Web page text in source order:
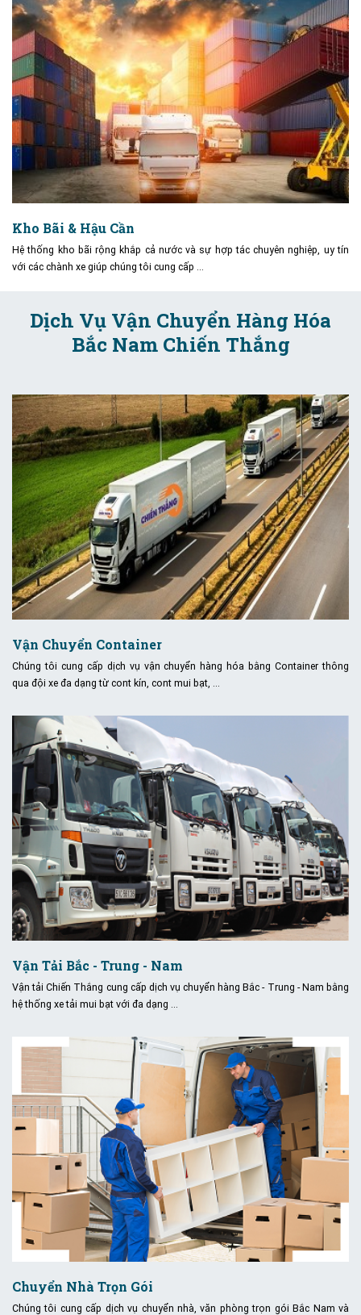
Kho Bãi & Hậu Cần
Hệ thống kho bãi rộng khắp cả nước và sự hợp tác chuyên nghiệp, uy tín
với các chành xe giúp chúng tôi cung cấp …
Dịch Vụ Vận Chuyển Hàng Hóa
Bắc Nam Chiến Thắng
Vận Chuyển Container
Chúng tôi cung cấp dịch vụ vận chuyển hàng hóa bằng Container thông
qua đội xe đa dạng từ cont kín, cont mui bạt, …
Vận Tải Bắc - Trung - Nam
Vận tải Chiến Thắng cung cấp dịch vụ chuyển hàng Bắc - Trung - Nam bằng
hệ thống xe tải mui bạt với đa dạng …
Chuyển Nhà Trọn Gói
Chúng tôi cung cấp dịch vụ chuyển nhà, văn phòng trọn gói Bắc Nam và